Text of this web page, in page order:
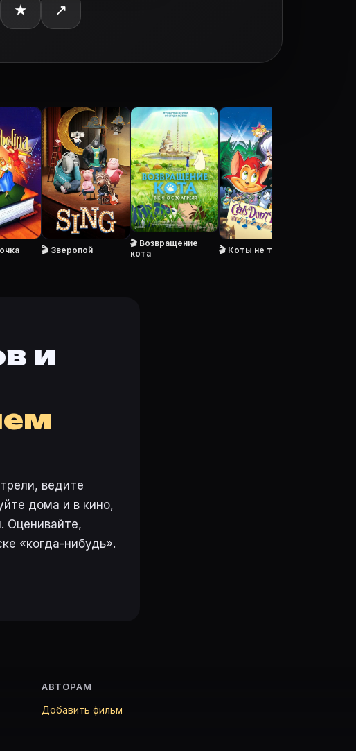
чудовищную армию - тролли и орки, гоблины и
План просмотра и напоминания — в кабинете и
Baggins, озвучка, Теодор Бикел — Aragorn,
на movie-planner.ru.
★ ↗
🎬 Зверопой
🎬 Возвращение
кота
🎬 Коты не танцуют
и
ведите
дома и в кино,
Оценивайте,
«когда-нибудь».
АВТОРАМ
Добавить фильм